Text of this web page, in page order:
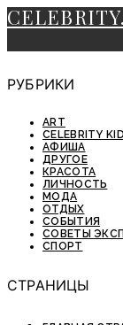
РУБРИКИ
ART
CELEBRITY
АФИША
ДРУГОЕ
КРАСОТА
ЛИЧНОСТЬ
МОДА
ОТДЫХ
СОБЫТИЯ
СОВЕТЫ
СПОРТ
СТРАНИЦЫ